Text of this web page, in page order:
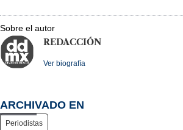
Sobre el autor
REDACCIÓN
Ver biografía
ARCHIVADO EN
Periodistas